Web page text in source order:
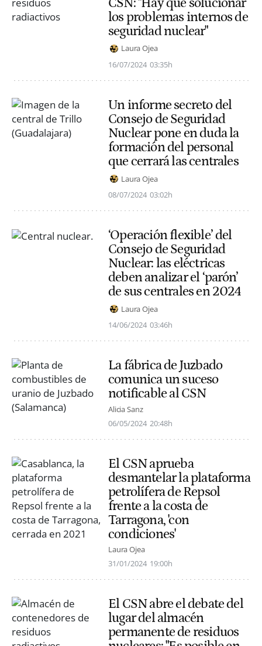
los problemas internos de
seguridad nuclear"
Laura Ojea
16/07/2024 03:35h
Un informe secreto del
Consejo de Seguridad
Nuclear pone en duda la
formación del personal
que cerrará las centrales
Laura Ojea
08/07/2024 03:02h
‘Operación flexible’ del
Consejo de Seguridad
Nuclear: las eléctricas
deben analizar el ‘parón’
de sus centrales en 2024
Laura Ojea
14/06/2024 03:46h
La fábrica de Juzbado
comunica un suceso
notificable al CSN
Alicia Sanz
06/05/2024 20:48h
El CSN aprueba
desmantelar la plataforma
petrolífera de Repsol
frente a la costa de
Tarragona, 'con
condiciones'
Laura Ojea
31/01/2024 19:00h
El CSN abre el debate del
lugar del almacén
permanente de residuos